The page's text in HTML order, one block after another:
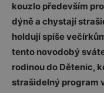
kouzlo především
dýně a chystají
holdují spíše
tento novodobý
rodinou do Dětenic,
strašidelný program